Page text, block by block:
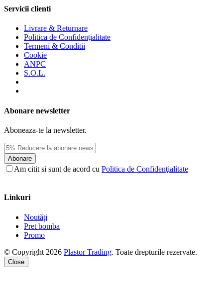
Servicii clienti
Livrare & Returnare
Politica de Confidenţialitate
Termeni & Conditii
Cookie
ANPC
S.O.L.
Abonare newsletter
Aboneaza-te la newsletter.
Abonare
Am citit si sunt de acord cu Politica de Confidenţialitate
Linkuri
Noutăți
Pret bomba
Promo
© Copyright 2026 Plastor Trading. Toate drepturile rezervate.
Close